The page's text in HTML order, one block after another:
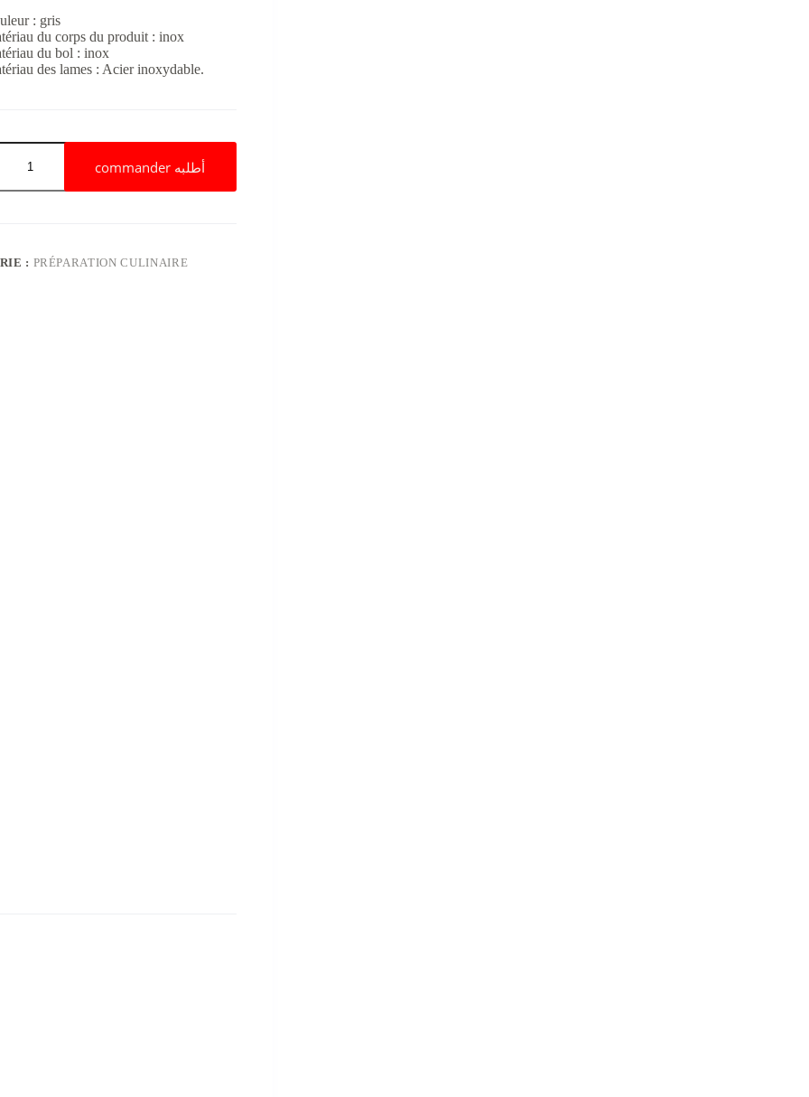
: gris
du corps du produit : inox
du bol : inox
des lames : Acier inoxydable.
commander أطلبه
: PRÉPARATION CULINAIRE